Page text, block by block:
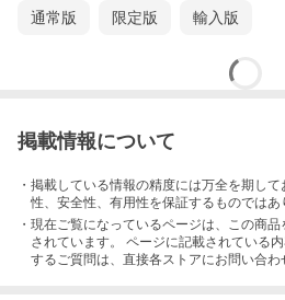
通常版 限定版 輸入版
掲載情報について
・掲載している情報の精度には万全を期し
性、安全性、有用性を保証するものではあ
・現在ご覧になっているページは、この商品
されています。 ページに記載されている
するご質問は、直接各ストアにお問い合わ